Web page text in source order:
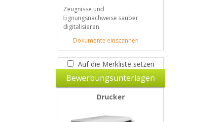
Zeugnisse und
Eignungsnachweise sauber
digitalisieren.
Dokumente einscannen
Auf die Merkliste setzen
Bewerbungsunterlagen
Drucker